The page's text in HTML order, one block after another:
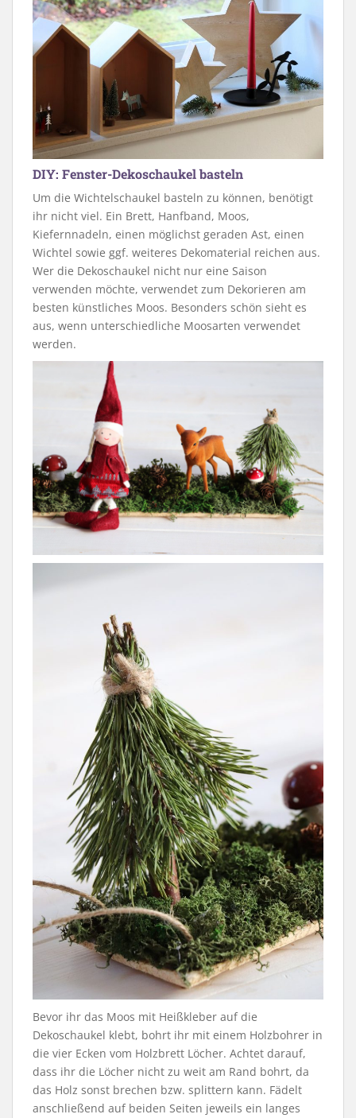
DIY: Fenster-Dekoschaukel basteln
Um die Wichtelschaukel basteln zu können, benötigt
ihr nicht viel. Ein Brett, Hanfband, Moos,
Kiefernnadeln, einen möglichst geraden Ast, einen
Wichtel sowie ggf. weiteres Dekomaterial reichen aus.
Wer die Dekoschaukel nicht nur eine Saison
verwenden möchte, verwendet zum Dekorieren am
besten künstliches Moos. Besonders schön sieht es
aus, wenn unterschiedliche Moosarten verwendet
werden.
Bevor ihr das Moos mit Heißkleber auf die
Dekoschaukel klebt, bohrt ihr mit einem Holzbohrer in
die vier Ecken vom Holzbrett Löcher. Achtet darauf,
dass ihr die Löcher nicht zu weit am Rand bohrt, da
das Holz sonst brechen bzw. splittern kann. Fädelt
anschließend auf beiden Seiten jeweils ein langes